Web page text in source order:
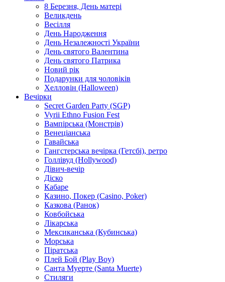
8 Березня, День матері
Великдень
Весілля
День Народження
День Незалежності України
День святого Валентина
День святого Патрика
Новий рік
Подарунки для чоловіків
Хелловін (Halloween)
Вечірки
Secret Garden Party (SGP)
Vyrii Ethno Fusion Fest
Вампірська (Монстрів)
Венеціанська
Гавайська
Гангстерська вечірка (Гетсбі), ретро
Голлівуд (Hollywood)
Дівич-вечір
Діско
Кабаре
Казино, Покер (Casino, Poker)
Казкова (Ранок)
Ковбойська
Лікарська
Мексиканська (Кубинська)
Морська
Піратська
Плей Бой (Play Boy)
Санта Муерте (Santa Muerte)
Стиляги